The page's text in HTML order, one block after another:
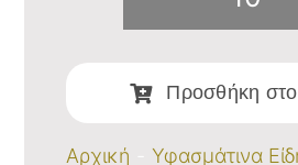
Προσθήκη στο
Αρχική
Υφασμάτινα